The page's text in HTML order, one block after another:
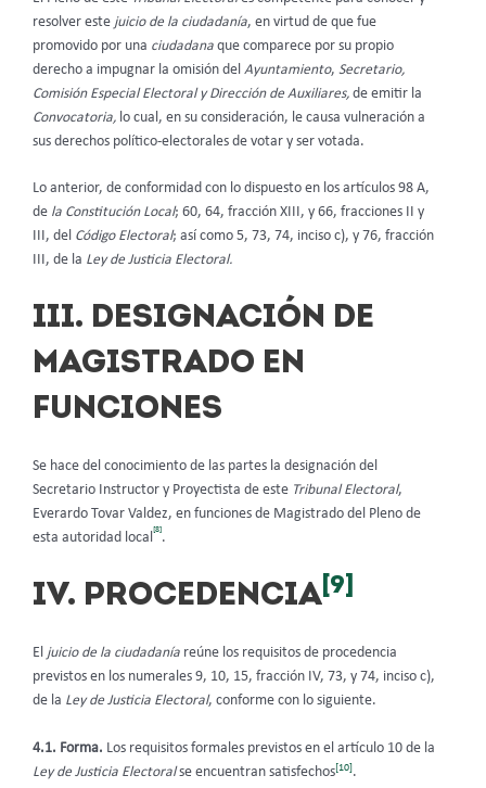
resolver este juicio de la ciudadanía, en virtud de que fue
promovido por una ciudadana que comparece por su propio
derecho a impugnar la omisión del Ayuntamiento, Secretario,
Comisión Especial Electoral y Dirección de Auxiliares, de emitir la
Convocatoria, lo cual, en su consideración, le causa vulneración a
sus derechos político-electorales de votar y ser votada.
Lo anterior, de conformidad con lo dispuesto en los artículos 98 A,
de la Constitución Local; 60, 64, fracción XIII, y 66, fracciones II y
III, del Código Electoral; así como 5, 73, 74, inciso c), y 76, fracción
III, de la Ley de Justicia Electoral.
III. DESIGNACIÓN DE
MAGISTRADO EN
FUNCIONES
Se hace del conocimiento de las partes la designación del
Secretario Instructor y Proyectista de este Tribunal Electoral,
Everardo Tovar Valdez, en funciones de Magistrado del Pleno de
esta autoridad local
[8]
.
IV. PROCEDENCIA [9]
El juicio de la ciudadanía reúne los requisitos de procedencia
previstos en los numerales 9, 10, 15, fracción IV, 73, y 74, inciso c),
de la Ley de Justicia Electoral, conforme con lo siguiente.
4.1. Forma. Los requisitos formales previstos en el artículo 10 de la
Ley de Justicia Electoralse encuentran satisfechos[10].